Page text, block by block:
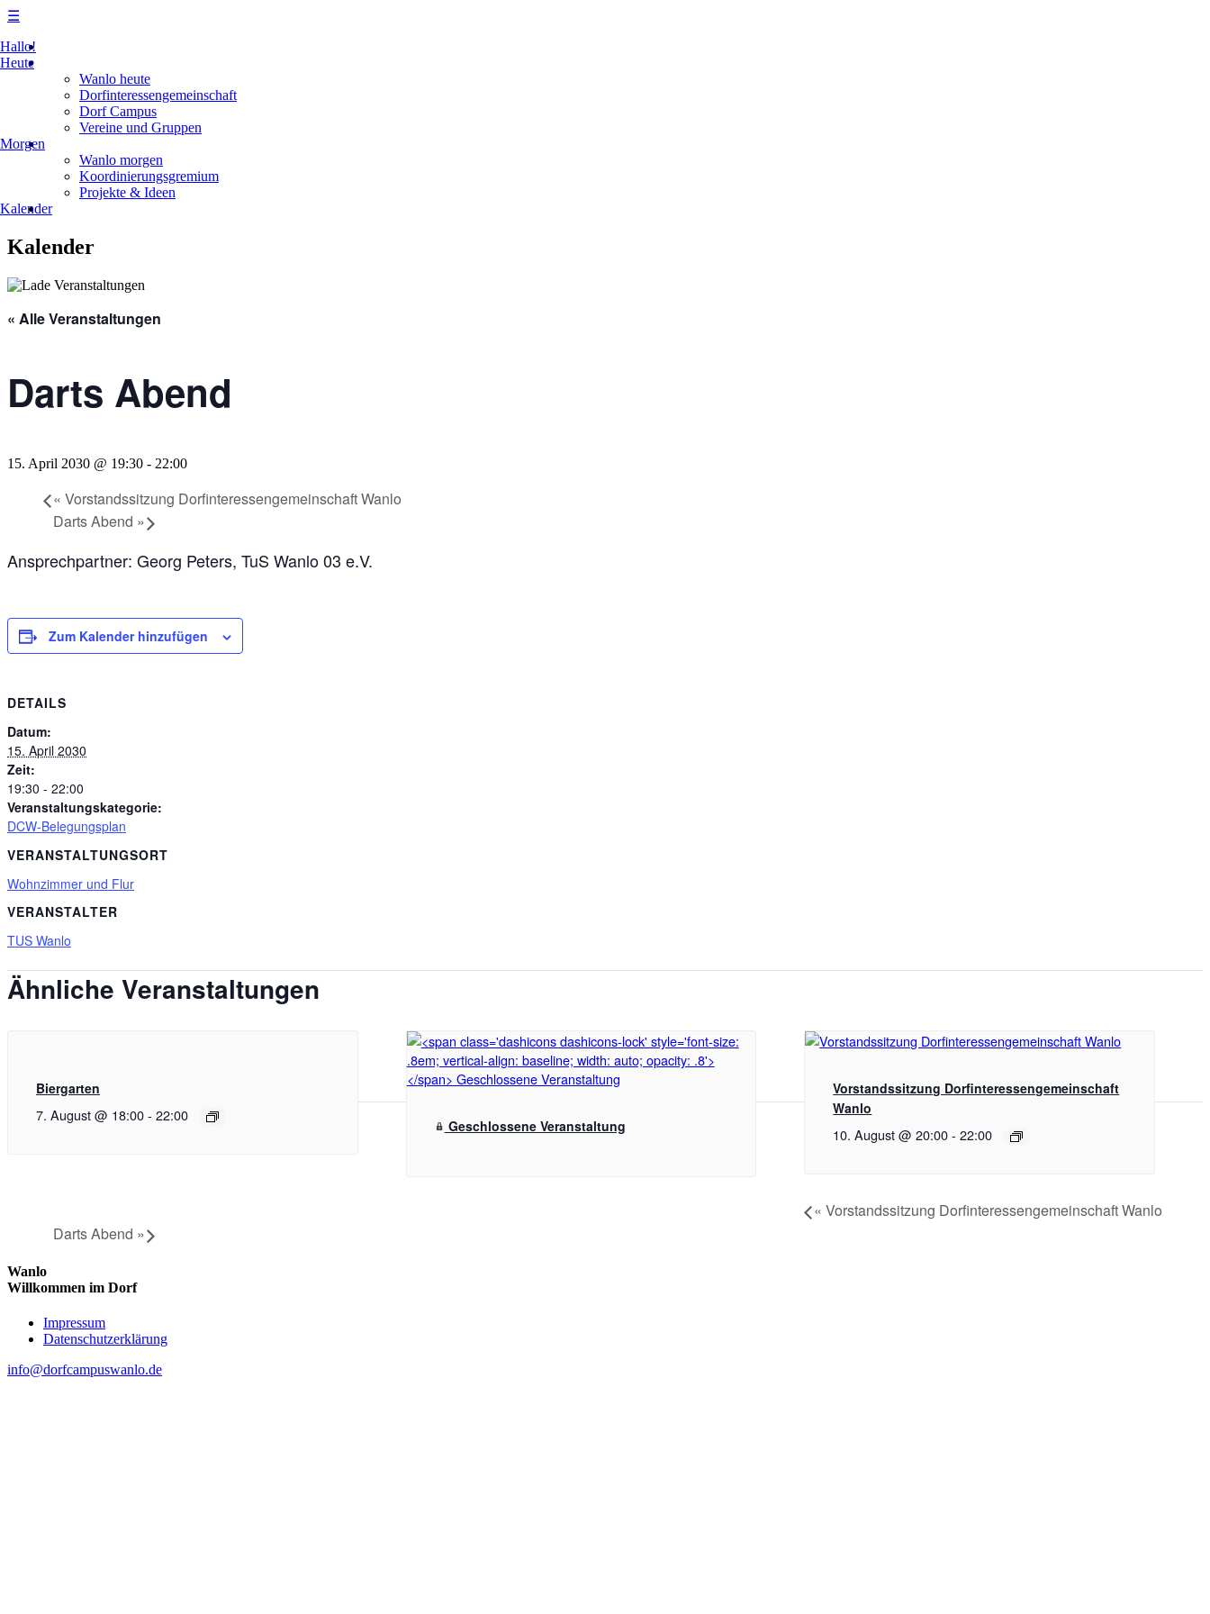
☰
Skip
to
Hallo!
Heute
Wanlo heute
Dorfinteressengemeinschaft
Dorf Campus
Vereine und Gruppen
Morgen
Wanlo morgen
Koordinierungsgremium
Projekte & Ideen
Kalender
Kalender
« Alle Veranstaltungen
Darts Abend
15. April 2030 @ 19:30 - 22:00
« Vorstandssitzung Dorfinteressengemeinschaft Wanlo
Darts Abend »
Ansprechpartner: Georg Peters, TuS Wanlo 03 e.V.
Zum Kalender hinzufügen
DETAILS
Datum:
15. April 2030
Zeit:
19:30 - 22:00
Veranstaltungskategorie:
DCW-Belegungsplan
VERANSTALTUNGSORT
Wohnzimmer und Flur
VERANSTALTER
TUS Wanlo
Ähnliche Veranstaltungen
Biergarten
7. August @ 18:00- 22:00
Geschlossene Veranstaltung
Vorstandssitzung Dorfinteressengemeinschaft
Wanlo
10. August @ 20:00-22:00
« Vorstandssitzung Dorfinteressengemeinschaft Wanlo
Darts Abend »
Wanlo
Willkommen im Dorf
Skip
Impressum
Datenschutzerklärung
info@dorfcampuswanlo.de